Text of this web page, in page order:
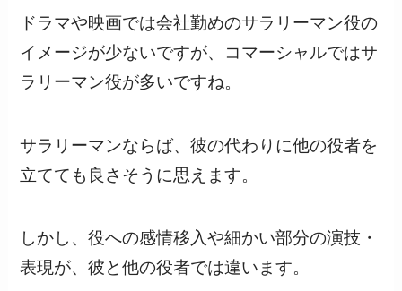
ドラマや映画では会社勤めのサラリーマン役の
イメージが少ないですが、コマーシャルではサ
ラリーマン役が多いですね。
サラリーマンならば、彼の代わりに他の役者を
立てても良さそうに思えます。
しかし、役への感情移入や細かい部分の演技・
表現が、彼と他の役者では違います。